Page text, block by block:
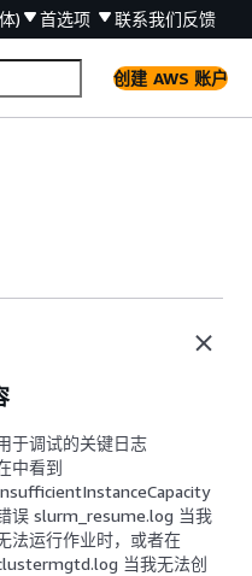
) 首选项 联系我们反馈
创建 AWS 账户
于调试的关键日志
中看到
误 slurm_resume.log 当我
法运行作业时，或者在
当我无法创